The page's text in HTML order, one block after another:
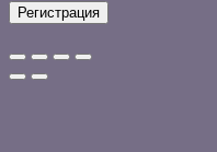
Регистрация